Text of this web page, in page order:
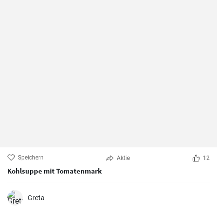
Speichern Aktie 12
Kohlsuppe mit Tomatenmark
Greta